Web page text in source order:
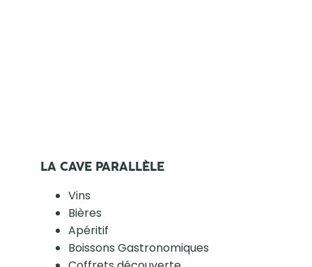
LA CAVE PARALLÈLE
Vins
Bières
Apéritif
Boissons Gastronomiques